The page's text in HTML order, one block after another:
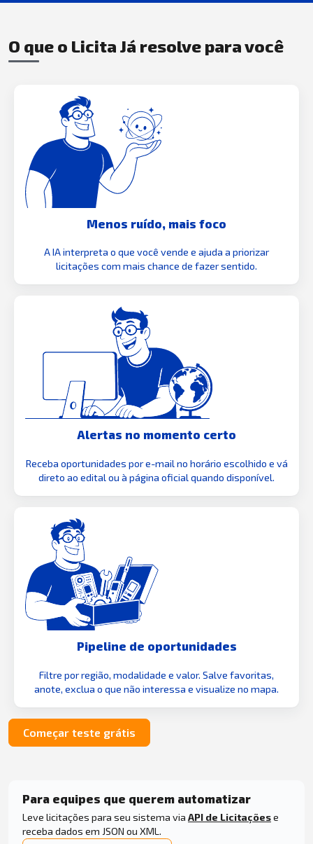
O que o Licita Já resolve para você
Menos ruído, mais foco
A IA interpreta o que você vende e ajuda a priorizar
licitações com mais chance de fazer sentido.
Alertas no momento certo
Receba oportunidades por e-mail no horário escolhido e vá
direto ao edital ou à página oficial quando disponível.
Pipeline de oportunidades
Filtre por região, modalidade e valor. Salve favoritas,
anote, exclua o que não interessa e visualize no mapa.
Começar teste grátis
Para equipes que querem automatizar
Leve licitações para seu sistema via API de Licitaçõese
receba dados em JSON ou XML.